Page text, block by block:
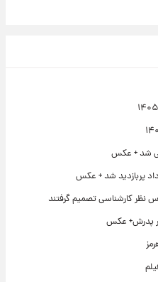
شد + عکس
نظر کارشناسی تصمیم گرفتند
پدرش+ عکس